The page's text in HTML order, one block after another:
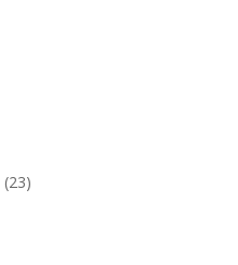
(23)